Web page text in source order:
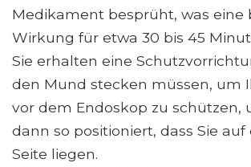
Medikament besprüht, was eine
Wirkung für etwa 30 bis 45
Sie erhalten eine
den Mund stecken müssen, um
vor dem Endoskop zu schützen,
dann so positioniert, dass Sie auf
Seite liegen.